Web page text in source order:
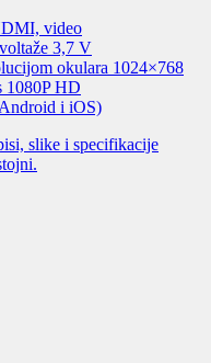
video
3,7 V
okulara 1024×768
1080P HD
i iOS)
slike i specifikacije